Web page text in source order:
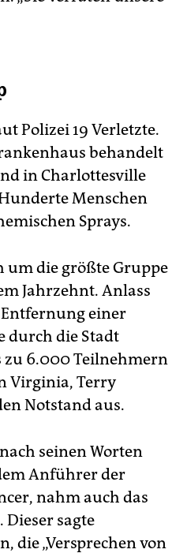
Polizei 19 Verletzte.
behandelt
in Charlottesville
Menschen
Sprays.
um die größte Gruppe
Jahrzehnt. Anlass
einer
durch die Stadt
zu 6.000 Teilnehmern
Virginia, Terry
Notstand aus.
seinen Worten
Anführer der
nahm auch das
sagte
die „Versprechen von